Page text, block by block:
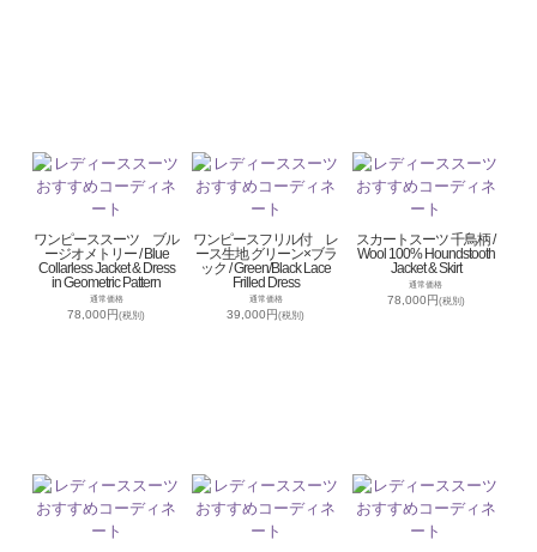
ワンピーススーツ ブル
ージオメトリー / Blue
Collarless Jacket & Dress
in Geometric Pattern
通常価格
78,000円(税別)
ワンピースフリル付 レ
ース生地 グリーン×ブラ
ック / Green/Black Lace
Frilled Dress
通常価格
39,000円(税別)
スカートスーツ 千鳥柄 /
Wool 100% Houndstooth
Jacket & Skirt
通常価格
78,000円(税別)